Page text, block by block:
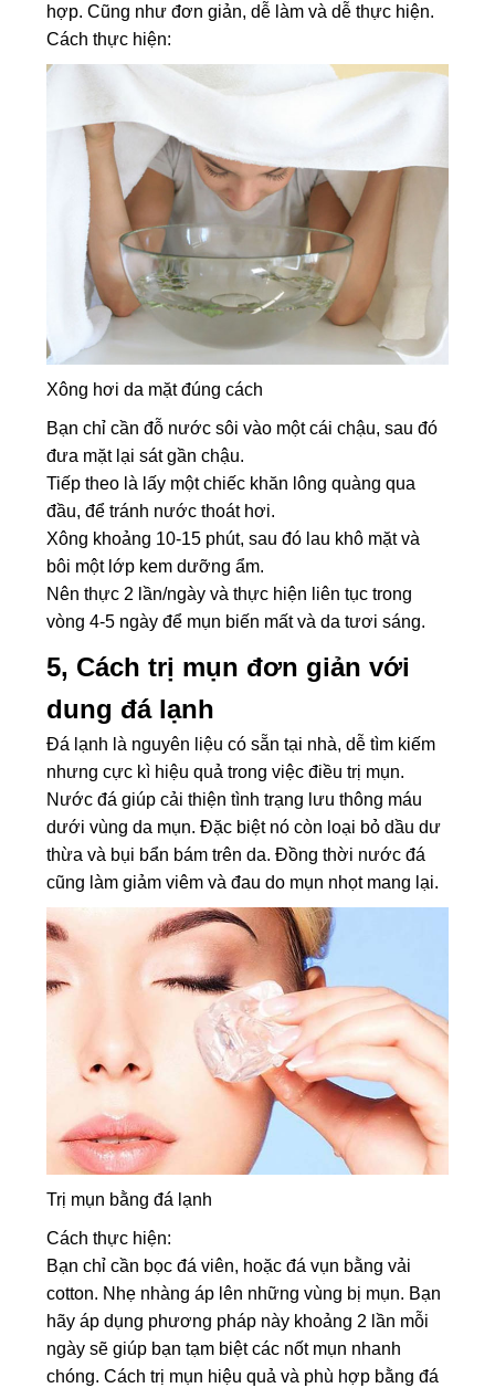
hợp. Cũng như đơn giản, dễ làm và dễ thực hiện.
Cách thực hiện:
Xông hơi da mặt đúng cách
Bạn chỉ cần đỗ nước sôi vào một cái chậu, sau đó
đưa mặt lại sát gần chậu.
Tiếp theo là lấy một chiếc khăn lông quàng qua
đầu, để tránh nước thoát hơi.
Xông khoảng 10-15 phút, sau đó lau khô mặt và
bôi một lớp kem dưỡng ẩm.
Nên thực 2 lần/ngày và thực hiện liên tục trong
vòng 4-5 ngày để mụn biến mất và da tươi sáng.
5, Cách trị mụn đơn giản với
dung đá lạnh
Đá lạnh là nguyên liệu có sẵn tại nhà, dễ tìm kiếm
nhưng cực kì hiệu quả trong việc điều trị mụn.
Nước đá giúp cải thiện tình trạng lưu thông máu
dưới vùng da mụn. Đặc biệt nó còn loại bỏ dầu dư
thừa và bụi bẩn bám trên da. Đồng thời nước đá
cũng làm giảm viêm và đau do mụn nhọt mang lại.
Trị mụn bằng đá lạnh
Cách thực hiện:
Bạn chỉ cần bọc đá viên, hoặc đá vụn bằng vải
cotton. Nhẹ nhàng áp lên những vùng bị mụn. Bạn
hãy áp dụng phương pháp này khoảng 2 lần mỗi
ngày sẽ giúp bạn tạm biệt các nốt mụn nhanh
chóng. Cách trị mụn hiệu quả và phù hợp bằng đá